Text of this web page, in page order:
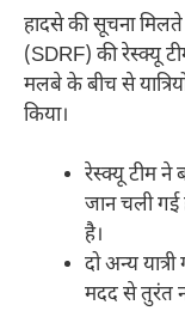
हादसे की सूचना
(SDRF) की रेस्क्यू
मलबे के बीच से
किया।
​रेस्क्यू टीम ने
जान चली गई
है।
​दो अन्य
मदद से तुरंत